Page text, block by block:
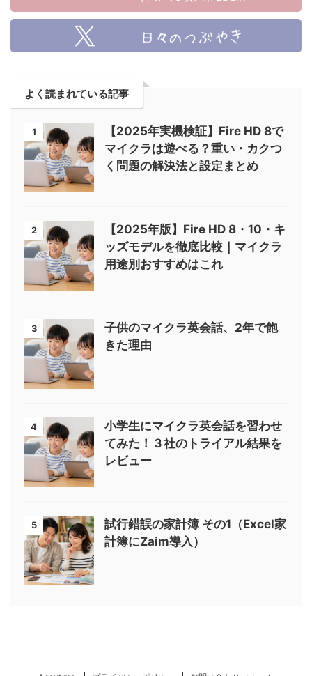
よく読まれている記事
1
【2025年実機検証】Fire HD 8で
マイクラは遊べる？重い・カクつ
く問題の解決法と設定まとめ
2
【2025年版】Fire HD 8・10・キ
ッズモデルを徹底比較｜マイクラ
用途別おすすめはこれ
3
子供のマイクラ英会話、2年で飽
きた理由
4
小学生にマイクラ英会話を習わせ
てみた！３社のトライアル結果を
レビュー
5
試行錯誤の家計簿 その1（Excel家
計簿にZaim導入）